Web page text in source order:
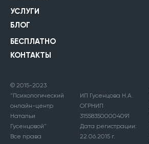
УСЛУГИ
БЛОГ
БЕСПЛАТНО
КОНТАКТЫ
© 2015-2023
"Психологический
онлайн-центр
Натальи
Гусенцовой"
Все права
ИП Гусенцова Н.А.
ОГРНИП
315583500004091
Дата регистрации:
22.06.2015 г.